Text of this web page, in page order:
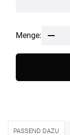
Menge:
PASSEND DAZU